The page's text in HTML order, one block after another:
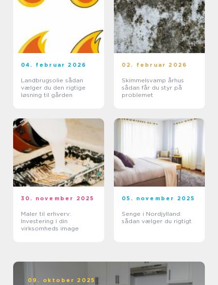
04. februar 2026
Landbrugsolie sådan
vælger du den rigtige
løsning til gården
02. februar 2026
Skimmelsvamp århus
sådan får du styr på
problemet
30. november 2025
Maler til erhverv:
Investering i din
virksomheds image
05. november 2025
Senge i Nordjylland:
sådan vælger du rigtigt
09. oktober 2025